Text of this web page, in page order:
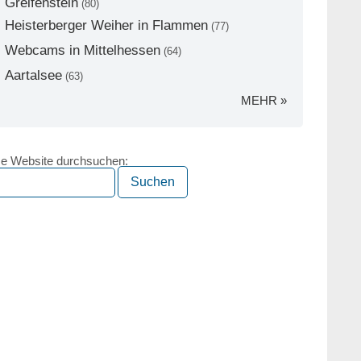
(80)
Heisterberger Weiher in Flammen (77)
Webcams in Mittelhessen (64)
Aartalsee (63)
MEHR »
Website durchsuchen: